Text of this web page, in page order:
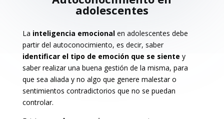
adolescentes
La inteligencia emocionalen adolescentes debe
partir del autoconocimiento, es decir, saber
identificar el tipo de emoción que se siente y
saber realizar una buena gestión de la misma, para
que sea aliada y no algo que genere malestar o
sentimientos contradictorios que no se puedan
controlar.